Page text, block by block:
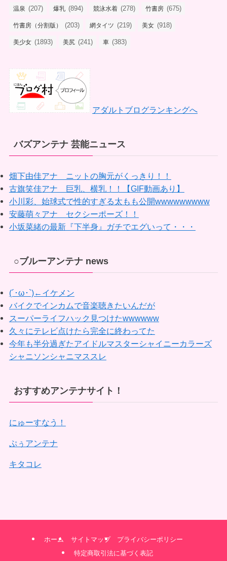
温泉 (207) 爆乳 (894) 競泳水着 (278) 竹書房 (675)
竹書房（分割版） (203) 網タイツ (219) 美女 (918)
美少女 (1893) 美尻 (241) 車 (383)
アダルトブログランキングへ
バズアンテナ 芸能ニュース
畑下由佳アナ ニットの胸元がくっきり！！
古旗笑佳アナ 巨乳、横乳！！【GIF動画あり】
小川彩、始球式で性的すぎる太もも公開wwwwwwwww
安藤萌々アナ セクシーポーズ！！
小坂菜緒の最新『下半身』ガチでエグいって・・・
○ブルーアンテナ news
(´･ω･`)←イケメン
バイクでインカムで音楽聴きたいんだが
スーパーライフハック見つけたwwwwww
久々にテレビ点けたら完全に終わってた
今年も半分過ぎたアイドルマスターシャイニーカラーズ
シャニソンシャニマススレ
おすすめアンテナサイト！
にゅーすなう！
ぷぅアンテナ
キタコレ
ホーム サイトマップ
プライバシーポリシー
特定商取引法に基づく表記